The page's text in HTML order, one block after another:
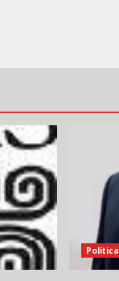
Politica